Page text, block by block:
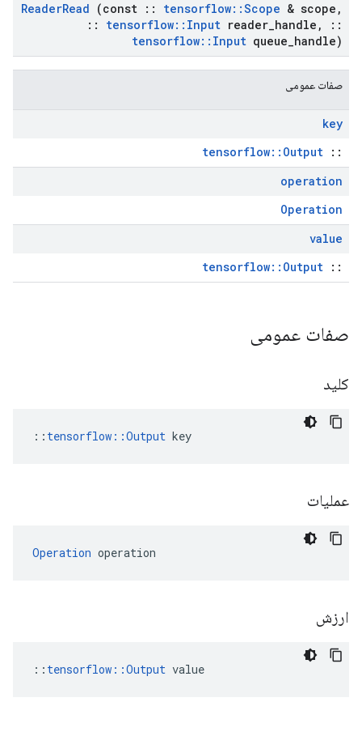
ReaderRead (const :: tensorflow::Scope & scope ,
::
tensorflow:: Input reader handle ,
::
tensorflow:: Input queue handle)
صفات عمومی
key
::
tensorflow::Output
operation
Operation
value
::
tensorflow::Output
صفات عمومی
کلید
:: tensorflow::Output key
عملیات
Operation operation
ارزش
:: tensorflow::Output value